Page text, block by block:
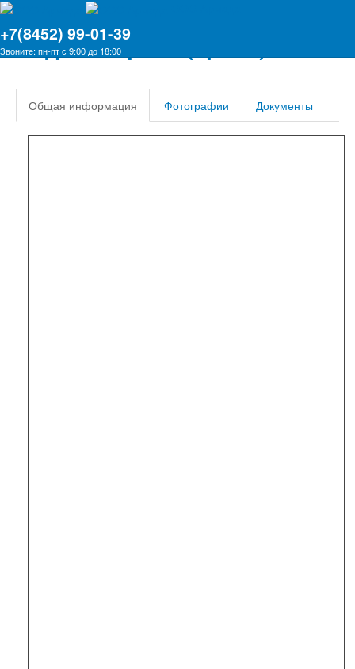
+7(8452) 99-01-39
Звоните: пн-пт с 9:00 до 18:00
Лодка "Стриж" (архив)
Общая информация Фотографии Документы